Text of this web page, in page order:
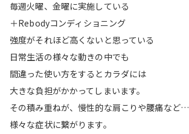
毎週火曜、金曜に実施している
＋Rebodyコンディショニング
強度がそれほど高くないと思っている
日常生活の様々な動きの中でも
間違った使い方をするとカラダには
大きな負担がかかってしまいます。
その積み重ねが、慢性的な肩こりや腰痛など…
様々な症状に繋がります。